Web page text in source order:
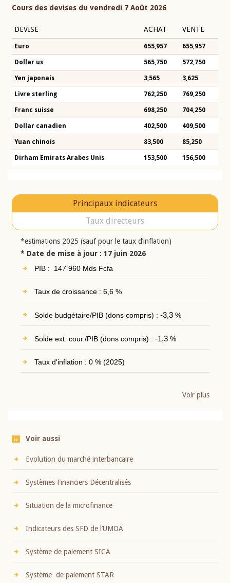
Cours des devises du vendredi 7 Août 2026
DEVISE ACHAT VENTE
Euro 655,957 655,957
Dollar us 565,750 572,750
Yen japonais 3,565 3,625
Livre sterling 762,250 769,250
Franc suisse 698,250 704,250
Dollar canadien 402,500 409,500
Yuan chinois 83,500 85,250
Dirham Emirats Arabes Unis 153,500 156,500
Principaux indicateurs
Taux directeurs
*estimations 2025 (sauf pour le taux d’inflation)
* Date de mise à jour : 17 juin 2026
PIB : 147 960 Mds Fcfa
Taux de croissance : 6,6 %
Solde budgétaire/PIB (dons compris) : -3,3%
Solde ext. cour./PIB (dons compris) : -1,3%
Taux d'inflation : 0 % (2025)
Voir plus
Voir aussi
Evolution du marché interbancaire
Systèmes Financiers Décentralisés
Situation de la microfinance
Indicateurs des SFD de l’UMOA
Système de paiement SICA
Système de paiement STAR